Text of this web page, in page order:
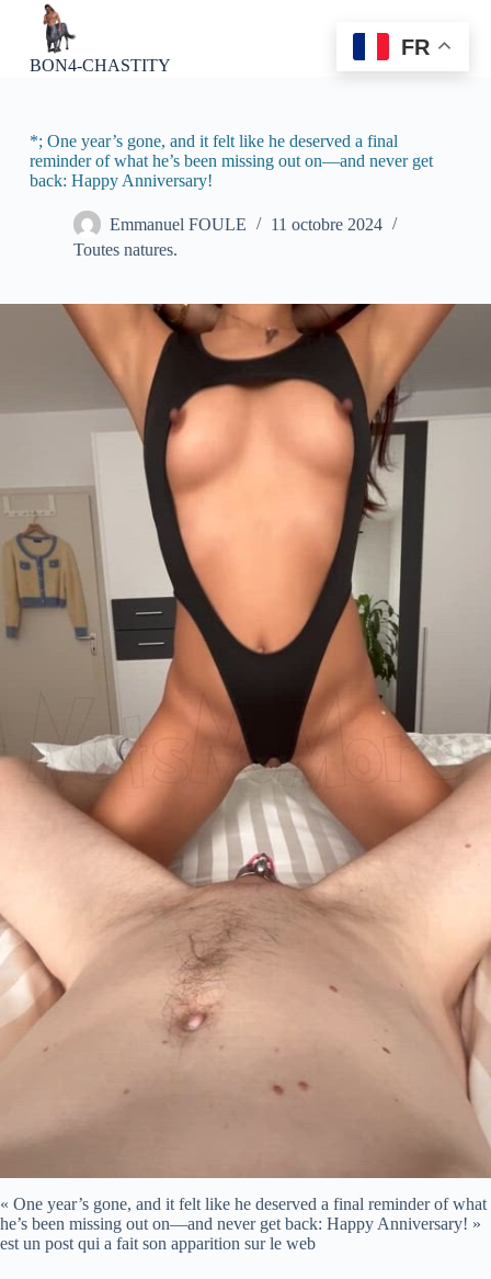
u
BON4-CHASTITY
*; One year’s gone, and it felt like he deserved a final
reminder of what he’s been missing out on—and never get
back: Happy Anniversary!
Emmanuel FOULE
11 octobre 2024
Toutes natures.
« One year’s gone, and it felt like he deserved a final reminder of what
he’s been missing out on—and never get back: Happy Anniversary! »
est un post qui a fait son apparition sur le web
FR